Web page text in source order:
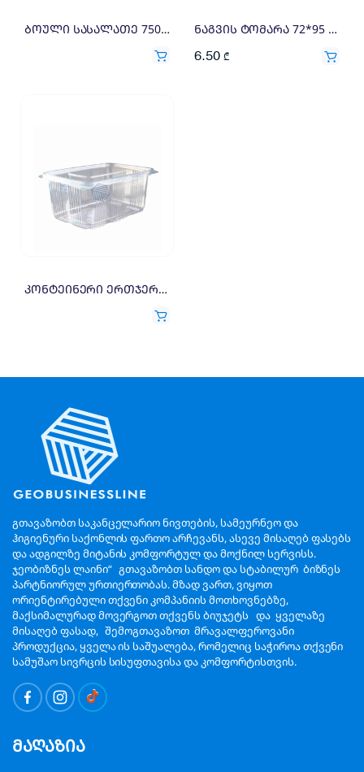
ბოული სასალათე 750გრ 1=100X0.42 ნაგვის ტომარა 72*95 (20)
6.50 ₾
კონტეინერი ერთჯერადი 2000გრ 1=100X0.3
გთავაზობთ საკანცელარიო ნივთების, სამეურნეო და
ჰიგიენური საქონლის ფართო არჩევანს, ასევე მისაღებ ფასებს
და ადგილზე მიტანის კომფორტულ და მოქნილ სერვისს.
ჯეობიზნეს ლაინი“ გთავაზობთ სანდო და სტაბილურ ბიზნეს
პარტნიორულ ურთიერთობას. მზად ვართ, ვიყოთ
ორიენტირებული თქვენი კომპანიის მოთხოვნებზე,
მაქსიმალურად მოვერგოთ თქვენს ბიუჯეტს და ყველაზე
მისაღებ ფასად, შემოგთავაზოთ მრავალფეროვანი
პროდუქცია, ყველა ის საშუალება, რომელიც საჭიროა თქვენი
სამუშაო სივრცის სისუფთავისა და კომფორტისთვის.
მაღაზია